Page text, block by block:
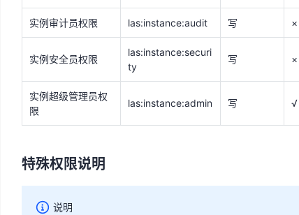
说明
仅V3.6.0及以上版本的日志审计实例支持下表中的三个权限。
权限
实例审计员权限 las:instance:audit 写 ×
实例安全员权限
las:instance:securi
ty
写 ×
实例超级管理员权
限
las:instance:admin 写 √
特殊权限说明
说明